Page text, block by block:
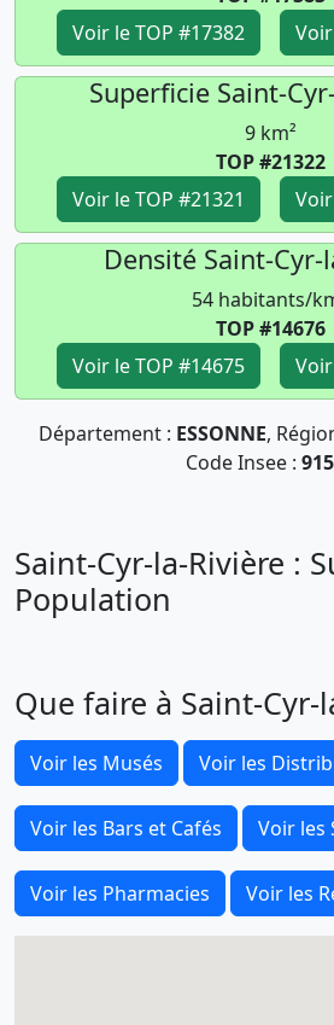
Voir le TOP #17382
Superficie Saint-
9 km²
TOP #21322
Voir le TOP #21321
Densité Saint-Cyr-
54 habitants/
TOP #14676
Voir le TOP #14675
Département : ESSONNE,
Code Insee :
Saint-Cyr-la-Rivière :
Population
Que faire à Saint-Cyr-
Voir les Musés Voir les
Voir les Bars et Cafés Voir les
Voir les Pharmacies Voir les